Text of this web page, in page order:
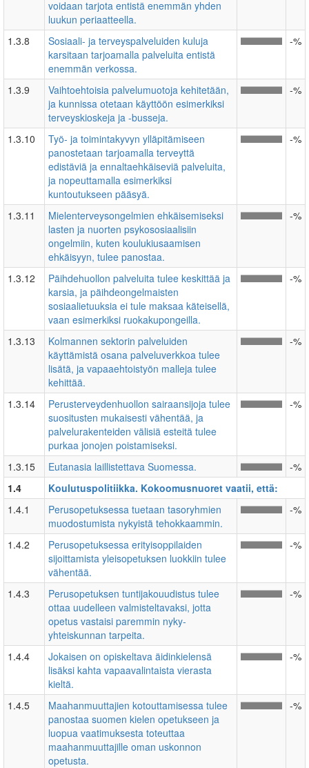
voidaan tarjota entistä enemmän yhden
luukun periaatteella.
1.3.8
Sosiaali- ja terveyspalveluiden kuluja
karsitaan tarjoamalla palveluita entistä
enemmän verkossa.
-%
1.3.9
Vaihtoehtoisia palvelumuotoja kehitetään,
ja kunnissa otetaan käyttöön esimerkiksi
terveyskioskeja ja -busseja.
-%
1.3.10
Työ- ja toimintakyvyn ylläpitämiseen
panostetaan tarjoamalla terveyttä
edistäviä ja ennaltaehkäiseviä palveluita,
ja nopeuttamalla esimerkiksi
kuntoutukseen pääsyä.
-%
1.3.11
Mielenterveysongelmien ehkäisemiseksi
lasten ja nuorten psykososiaalisiin
ongelmiin, kuten koulukiusaamisen
ehkäisyyn, tulee panostaa.
-%
1.3.12
Päihdehuollon palveluita tulee keskittää ja
karsia, ja päihdeongelmaisten
sosiaalietuuksia ei tule maksaa käteisellä,
vaan esimerkiksi ruokakupongeilla.
-%
1.3.13
Kolmannen sektorin palveluiden
käyttämistä osana palveluverkkoa tulee
lisätä, ja vapaaehtoistyön malleja tulee
kehittää.
-%
1.3.14
Perusterveydenhuollon sairaansijoja tulee
suositusten mukaisesti vähentää, ja
palvelurakenteiden välisiä esteitä tulee
purkaa jonojen poistamiseksi.
-%
1.3.15 Eutanasia laillistettava Suomessa.
-%
1.4
Koulutuspolitiikka. Kokoomusnuoret vaatii, että:
1.4.1
Perusopetuksessa tuetaan tasoryhmien
muodostumista nykyistä tehokkaammin.
-%
1.4.2
Perusopetuksessa erityisoppilaiden
sijoittamista yleisopetuksen luokkiin tulee
vähentää.
-%
1.4.3
Perusopetuksen tuntijakouudistus tulee
ottaa uudelleen valmisteltavaksi, jotta
opetus vastaisi paremmin nyky-
yhteiskunnan tarpeita.
-%
1.4.4
Jokaisen on opiskeltava äidinkielensä
lisäksi kahta vapaavalintaista vierasta
kieltä.
-%
1.4.5
Maahanmuuttajien kotouttamisessa tulee
panostaa suomen kielen opetukseen ja
luopua vaatimuksesta toteuttaa
maahanmuuttajille oman uskonnon
opetusta.
-%